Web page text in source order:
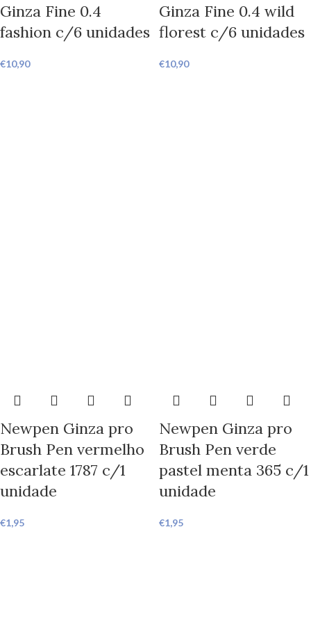
Ginza Fine 0.4
fashion c/6 unidades
€10,90
Ginza Fine 0.4 wild
florest c/6 unidades
€10,90
Newpen Ginza pro
Brush Pen vermelho
escarlate 1787 c/1
unidade
€1,95
Newpen Ginza pro
Brush Pen verde
pastel menta 365 c/1
unidade
€1,95